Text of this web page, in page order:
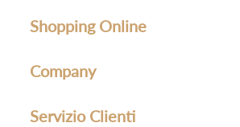
Shopping Online
Company
Servizio Clienti